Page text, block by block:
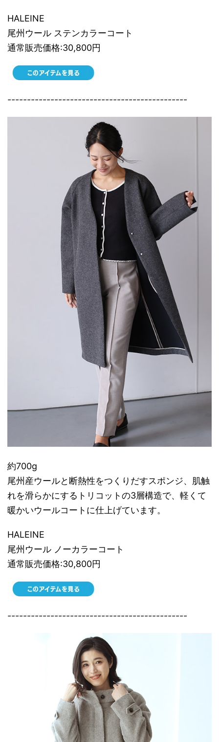
HALEINE
尾州ウール ステンカラーコート
通常販売価格:30,800円
----------------------------------------------
約700g
尾州産ウールと断熱性をつくりだすスポンジ、肌触
れを滑らかにするトリコットの3層構造で、軽くて
暖かいウールコートに仕上げています。
HALEINE
尾州ウール ノーカラーコート
通常販売価格:30,800円
----------------------------------------------